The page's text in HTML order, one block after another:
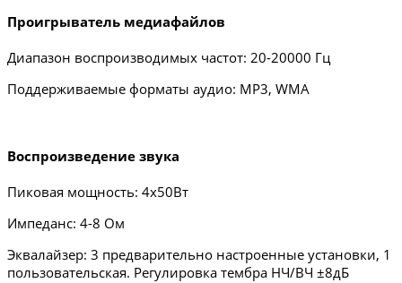
Проигрыватель медиафайлов
Диапазон воспроизводимых частот: 20-20000 Гц
Поддерживаемые форматы аудио: MP3, WMA
Воспроизведение звука
Пиковая мощность: 4х50Вт
Импеданс: 4-8 Ом
Эквалайзер: 3 предварительно настроенные установки, 1
пользовательская. Регулировка тембра НЧ/ВЧ ±8дБ